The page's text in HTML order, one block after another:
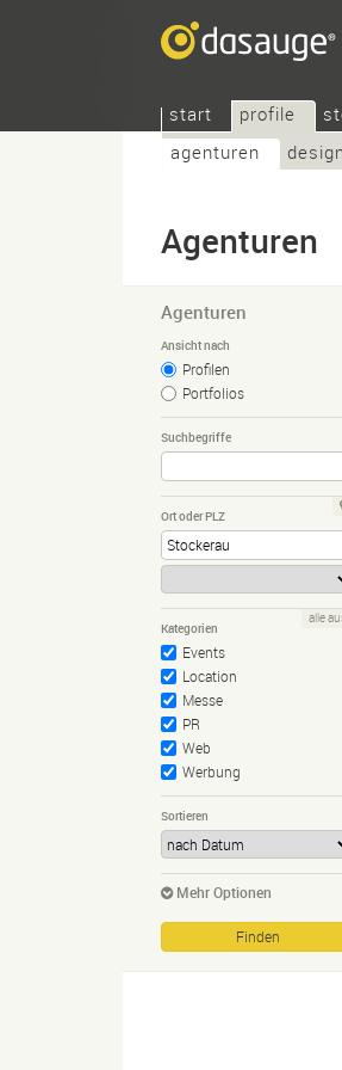
start
profile
agenturen
Agenturen
Agenturen
Ansicht nach
Profilen
Portfolios
Suchbegriffe
Ort oder PLZ
Kategorien
Events
Location
Messe
PR
Web
Werbung
alle
Sortieren
Mehr Optionen